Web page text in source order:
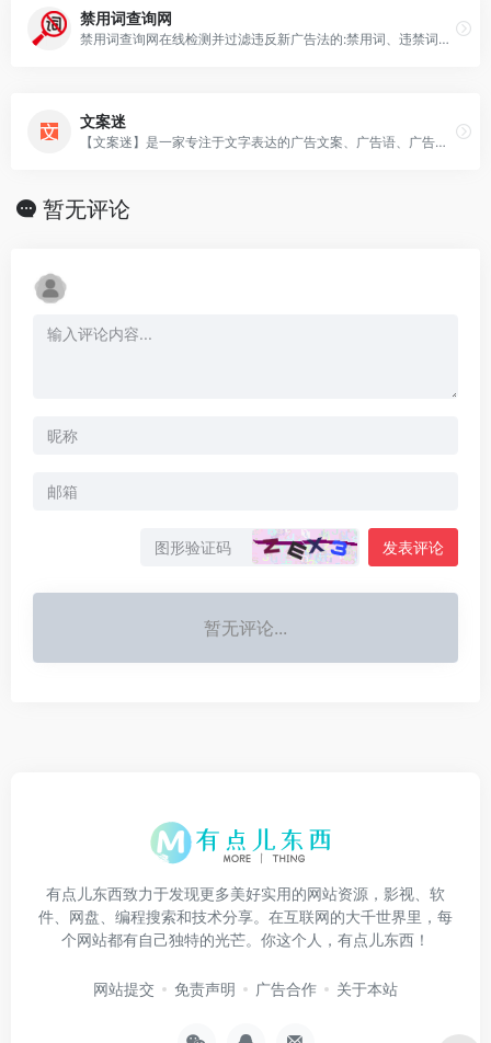
禁用词查询网
禁用词查询网在线检测并过滤违反新广告法的:禁用词、违禁词、极限词、敏感词及限制词
文案迷
【文案迷】是一家专注于文字表达的广告文案、广告语、广告词以及新媒体文案策划网站。
暂无评论
发表评论
暂无评论...
有点儿东西致力于发现更多美好实用的网站资源，影视、软
件、网盘、编程搜索和技术分享。在互联网的大千世界里，每
个网站都有自己独特的光芒。你这个人，有点儿东西！
网站提交 免责声明 广告合作 关于本站